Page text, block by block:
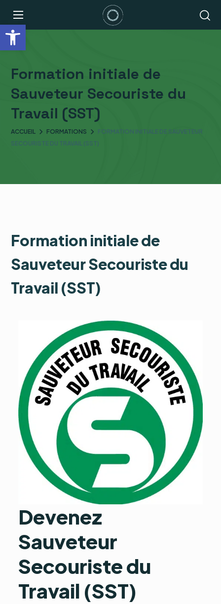
Ouvrir la barre d’outils
Formation initiale de
Sauveteur Secouriste du
Travail (SST)
ACCUEIL FORMATIONS
FORMATION INITIALE DE SAUVETEUR
SECOURISTE DU TRAVAIL (SST)
Formation initiale de
Sauveteur Secouriste du
Travail (SST)
Devenez
Sauveteur
Secouriste du
Travail (SST)